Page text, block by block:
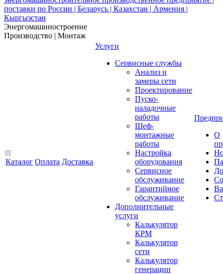
Энергомашиностроение
Производство | Монтаж
Каталог Оплата Доставка
Услуги
Сервисные службы
Анализ и
замеры сети
Проектирование
Пуско-
наладочные
работы
Шеф-
монтажные
работы
Настройка
оборудования
Сервисное
обслуживание
Гарантийное
обслуживание
Дополнительные
услуги
Калькулятор
КРМ
Калькулятор
сети
Калькулятор
генерации
О